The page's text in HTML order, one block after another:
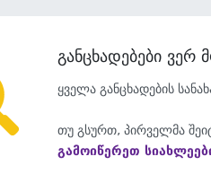
განცხადებები ვერ
ყველა განცხადების
თუ გსურთ, პირველმა
გამოიწერეთ